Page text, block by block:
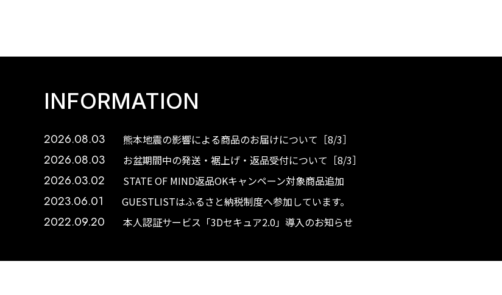
INFORMATION
2026.08.03 熊本地震の影響による商品のお届けについて［8/3］
2026.08.03 お盆期間中の発送・裾上げ・返品受付について［8/3］
2026.03.02 STATE OF MIND返品OKキャンペーン対象商品追加
2023.06.01 GUESTLISTはふるさと納税制度へ参加しています。
2022.09.20 本人認証サービス「3Dセキュア2.0」導入のお知らせ